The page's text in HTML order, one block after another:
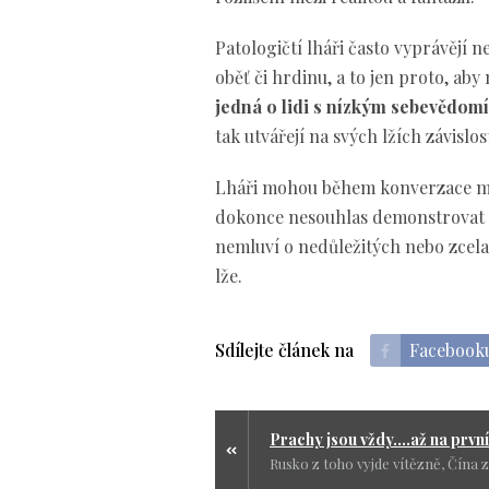
Patologičtí lháři často vyprávějí
oběť či hrdinu, a to jen proto, aby
jedná o lidi s nízkým
tak utvářejí na svých lžích
Lháři mohou během konverzace
dokonce nesouhlas
nemluví o nedůležitých nebo
lže.
Sdílejte článek na